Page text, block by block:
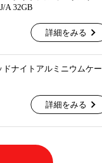
A 32GB
詳細をみる
ドナイトアルミニウムケー
詳細をみる